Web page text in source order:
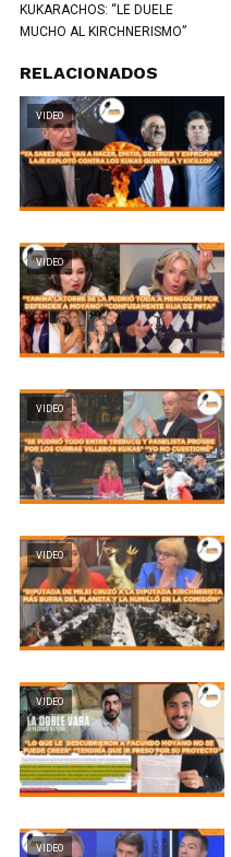
KUKARACHOS: “LE DUELE
MUCHO AL KIRCHNERISMO”
RELACIONADOS
VIDEO
VIDEO
VIDEO
VIDEO
VIDEO
VIDEO